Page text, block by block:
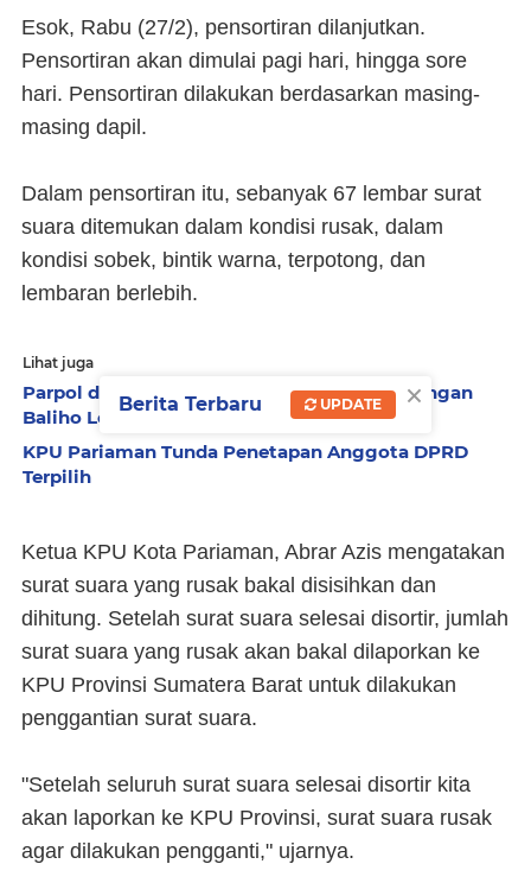
Esok, Rabu (27/2), pensortiran dilanjutkan.
Pensortiran akan dimulai pagi hari, hingga sore
hari. Pensortiran dilakukan berdasarkan masing-
masing dapil.
Dalam pensortiran itu, sebanyak 67 lembar surat
suara ditemukan dalam kondisi rusak, dalam
kondisi sobek, bintik warna, terpotong, dan
lembaran berlebih.
Lihat juga
Parpol di Pariaman Keluhkan Biaya Pemasangan
Baliho Lebih Mahal daripada Pencetakan
KPU Pariaman Tunda Penetapan Anggota DPRD
Terpilih
Ketua KPU Kota Pariaman, Abrar Azis mengatakan
surat suara yang rusak bakal disisihkan dan
dihitung. Setelah surat suara selesai disortir, jumlah
surat suara yang rusak akan bakal dilaporkan ke
KPU Provinsi Sumatera Barat untuk dilakukan
penggantian surat suara.
"Setelah seluruh surat suara selesai disortir kita
akan laporkan ke KPU Provinsi, surat suara rusak
agar dilakukan pengganti," ujarnya.
×
Berita Terbaru UPDATE